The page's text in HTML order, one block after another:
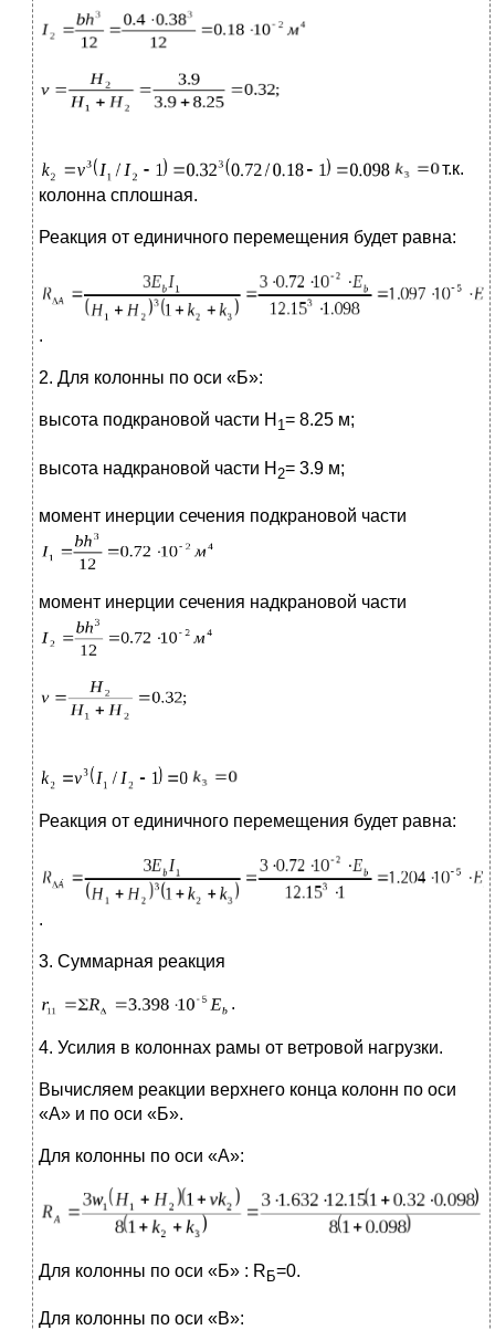
т.к.
колонна сплошная.
Реакция от единичного перемещения будет равна:
.
2. Для колонны по оси «Б»:
высота подкрановой части H 1= 8.25 м;
высота надкрановой части H 2= 3.9 м;
момент инерции сечения подкрановой части
момент инерции сечения надкрановой части
Реакция от единичного перемещения будет равна:
.
3. Суммарная реакция
.
4. Усилия в колоннах рамы от ветровой нагрузки.
Вычисляем реакции верхнего конца колонн по оси
«А» и по оси «Б».
Для колонны по оси «А»:
Для колонны по оси «Б» : R Б=0.
Для колонны по оси «В»: